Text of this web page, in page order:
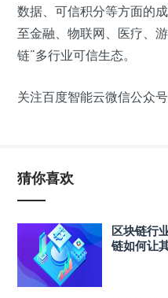
数据、可信积分等方面的
至金融、物联网、医疗、
链”多行业可信生态。
关注百度智能云微信公众号
猜你喜欢
区块链行
链如何让